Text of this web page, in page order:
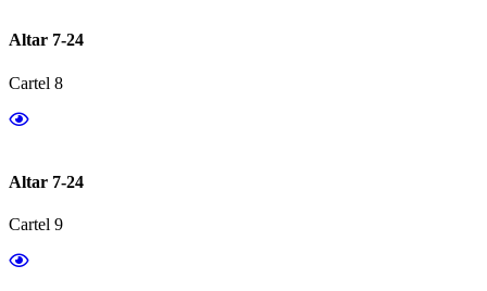
Altar 7-24
Cartel 8
Altar 7-24
Cartel 9